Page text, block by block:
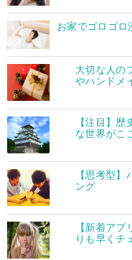
お家でゴロゴロ
大切な人の
やハンドメ
【注目】
な世界がこ
【思考型
ング
【新着ア
りも早くチ